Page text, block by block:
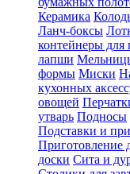
Керамика
Ланч-боксы
контейнеры для
лапши
формы Миски
кухонных
овощей
утварь Подносы
Подставки и
Приготовление
доски Сита и